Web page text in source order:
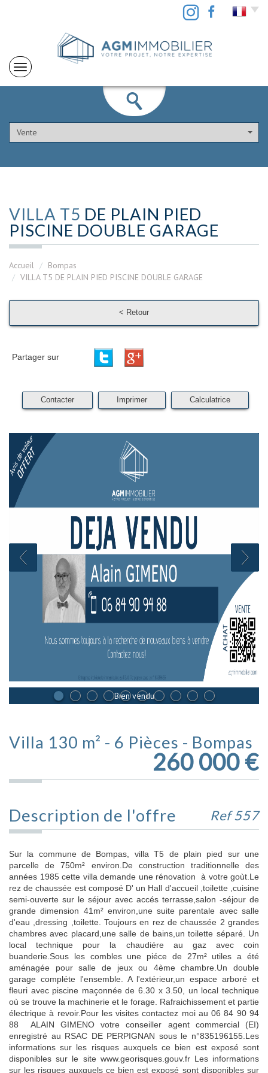
Vente
VILLA T5 DE PLAIN PIED
PISCINE DOUBLE GARAGE
Accueil
Bompas
VILLA T5 DE PLAIN PIED PISCINE DOUBLE GARAGE
< Retour
Partager sur
Contacter Imprimer Calculatrice
Bien vendu
Villa 130 m² - 6 Pièces - Bompas
260 000€
Description de l'offre Ref 557
Sur la commune de Bompas, villa T5 de plain pied sur une
parcelle de 750m² environ.De construction traditionnelle des
années 1985 cette villa demande une rénovation à votre goùt.Le
rez de chaussée est composé D' un Hall d'accueil ,toilette ,cuisine
semi-ouverte sur le séjour avec accés terrasse,salon -séjour de
grande dimension 41m² environ,une suite parentale avec salle
d'eau ,dressing ,toilette. Toujours en rez de chaussée 2 grandes
chambres avec placard,une salle de bains,un toilette séparé. Un
local technique pour la chaudiére au gaz avec coin
buanderie.Sous les combles une piéce de 27m² utiles a été
aménagée pour salle de jeux ou 4ème chambre.Un double
garage compléte l'ensemble. A l'extérieur,un espace arboré et
fleuri avec piscine maçonnée de 6.30 x 3.50, un local technique
où se trouve la machinerie et le forage. Rafraichissement et partie
électrique à revoir.Pour les visites contactez moi au 06 84 90 94
88 ALAIN GIMENO votre conseiller agent commercial (EI)
enregistré au RSAC DE PERPIGNAN sous le n°835196155.Les
informations sur les risques auxquels ce bien est exposé sont
disponibles sur le site www.georisques.gouv.fr Les informations
sur les risques auxquels ce bien est exposé sont disponibles sur